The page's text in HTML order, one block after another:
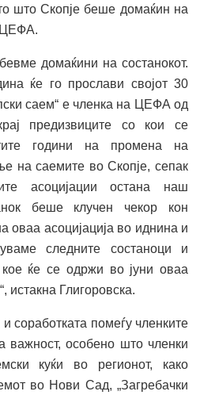
што Скопје беше домаќин на
ЦЕФА.
домаќини на состанокот.
ќе го прослави својот 30
саем“ е членка на ЦЕФА од
предизвиците со кои се
години на промена на
на саемите во Скопје, сепак
асоцијации остана наш
беше клучен чекор кон
оваа асоцијација во иднина и
следните состаноци и
ќе се одржи во јуни оваа
истакна Глигоровска.
соработката помеѓу членките
особено што членки
куќи во регионот, како
во Нови Сад, „Загребачки